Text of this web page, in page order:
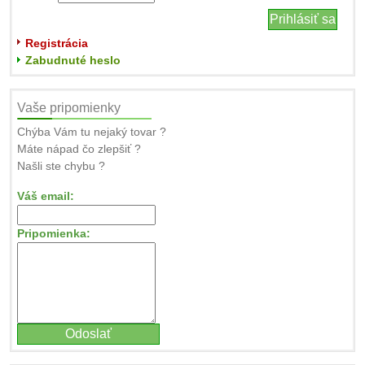
Registrácia
Zabudnuté heslo
Vaše pripomienky
Chýba Vám tu nejaký tovar ?
Máte nápad čo zlepšiť ?
Našli ste chybu ?
Váš email:
Pripomienka: